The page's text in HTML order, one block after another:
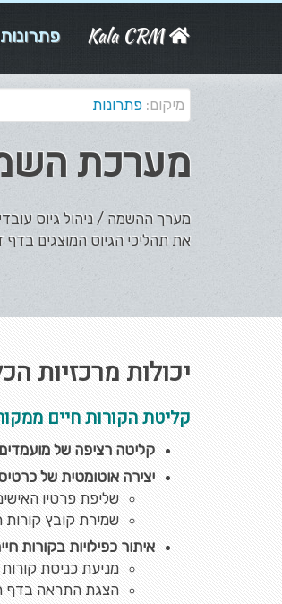
Kala CRM פתרונות
מיקום: פתרונות
מערכת
מערך ההשמה / ניהול גיוס
את תהליכי הגיוס המוצגים
יכולות מרכזיות
קליטת הקורות חיים
קליטה רציפה של מועמדים
יצירה אוטומטית של
שליפת פרטיו
שמירת קובץ
איתור כפילויות בקורות
מניעת כניסת
הצגת התראה בדף